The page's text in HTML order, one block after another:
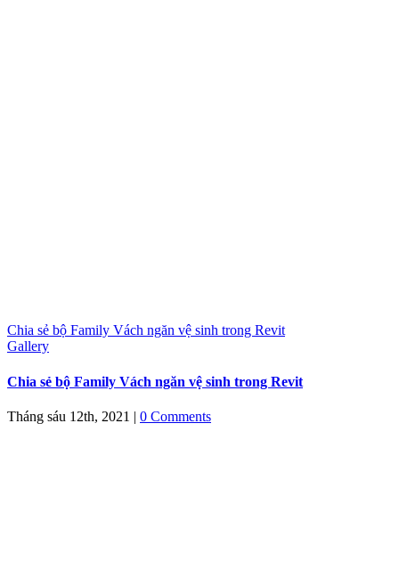
Chia sẻ bộ Family Vách ngăn vệ sinh trong Revit
Gallery
Chia sẻ bộ Family Vách ngăn vệ sinh trong Revit
Tháng sáu 12th, 2021 | 0 Comments